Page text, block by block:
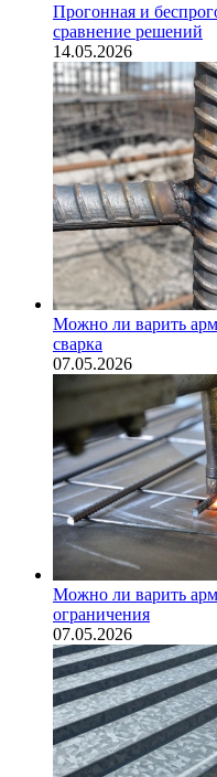
Прогонная и
сравнение решений
14.05.2026
Можно ли варить
сварка
07.05.2026
Можно ли варить
ограничения
07.05.2026